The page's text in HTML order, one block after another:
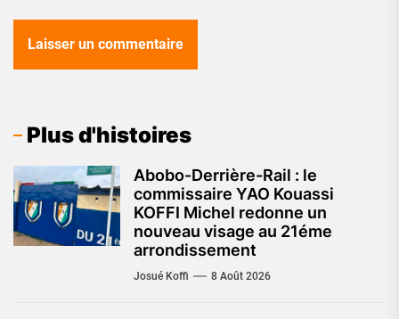
Plus d'histoires
Abobo-Derrière-Rail : le
commissaire YAO Kouassi
KOFFI Michel redonne un
nouveau visage au 21éme
arrondissement
Josué Koffi 8 Août 2026